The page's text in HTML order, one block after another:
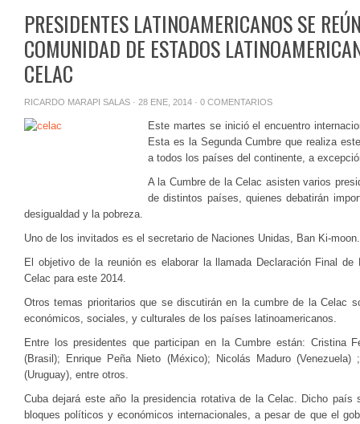
PRESIDENTES LATINOAMERICANOS SE
COMUNIDAD DE ESTADOS
CELAC
RICARDO MARAPI SALAS · 28 ENE, 2014 · 0 COMENTARIOS
Este martes se inició el encuentro
Esta es la Segunda Cumbre que realiza
a todos los países del continente, a
A la Cumbre de la Celac asisten varios
de distintos países, quienes debatirán
desigualdad y la pobreza.
Uno de los invitados es el secretario de Naciones Unidas, Ban Ki-moon.
El objetivo de la reunión es elaborar la llamada Declaración Final
Celac para este 2014.
Otros temas prioritarios que se discutirán en la cumbre de la Celac
económicos, sociales, y culturales de los países latinoamericanos.
Entre los presidentes que participan en la Cumbre están: Cristina
(Brasil); Enrique Peña Nieto (México); Nicolás Maduro
(Uruguay), entre otros.
Cuba dejará este año la presidencia rotativa de la Celac. Dicho país
bloques políticos y económicos internacionales, a pesar de que el